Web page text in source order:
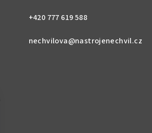
+420 777 619 588
nechvilova@nastrojenechvil.cz